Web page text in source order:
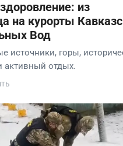
из
на курорты
Вод
источники, горы,
активный отдых.